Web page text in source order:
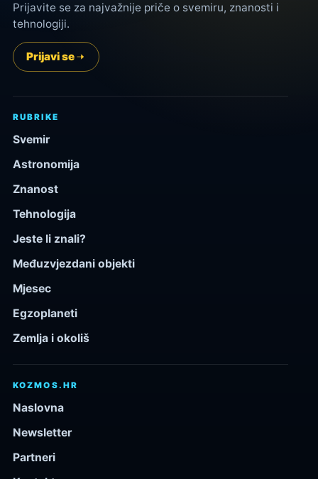
Prijavite se za najvažnije priče o svemiru, znanosti i
tehnologiji.
Prijavi se
RUBRIKE
Svemir
Astronomija
Znanost
Tehnologija
Jeste li znali?
Međuzvjezdani objekti
Mjesec
Egzoplaneti
Zemlja i okoliš
KOZMOS.HR
Naslovna
Newsletter
Partneri